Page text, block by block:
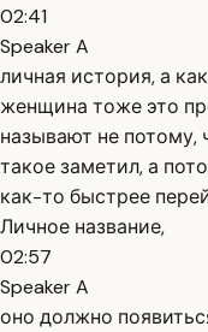
02:41
Speaker A
личная история, а
женщина тоже это
называют не потому,
такое заметил, а
как-то быстрее
Личное название,
02:57
Speaker A
оно должно